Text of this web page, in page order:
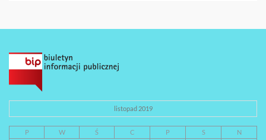
listopad 2019
P W Ś C P S
N